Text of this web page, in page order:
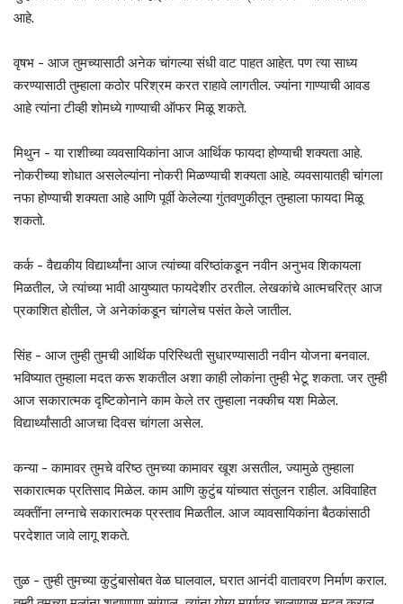
आहे.
वृषभ - आज तुमच्यासाठी अनेक चांगल्या संधी वाट पाहत आहेत. पण त्या साध्य
करण्यासाठी तुम्हाला कठोर परिश्रम करत राहावे लागतील. ज्यांना गाण्याची आवड
आहे त्यांना टीव्ही शोमध्ये गाण्याची ऑफर मिळू शकते.
मिथुन - या राशीच्या व्यवसायिकांना आज आर्थिक फायदा होण्याची शक्यता आहे.
नोकरीच्या शोधात असलेल्यांना नोकरी मिळण्याची शक्यता आहे. व्यवसायातही चांगला
नफा होण्याची शक्यता आहे आणि पूर्वी केलेल्या गुंतवणुकीतून तुम्हाला फायदा मिळू
शकतो.
कर्क - वैद्यकीय विद्यार्थ्यांना आज त्यांच्या वरिष्ठांकडून नवीन अनुभव शिकायला
मिळतील, जे त्यांच्या भावी आयुष्यात फायदेशीर ठरतील. लेखकांचे आत्मचरित्र आज
प्रकाशित होतील, जे अनेकांकडून चांगलेच पसंत केले जातील.
सिंह - आज तुम्ही तुमची आर्थिक परिस्थिती सुधारण्यासाठी नवीन योजना बनवाल.
भविष्यात तुम्हाला मदत करू शकतील अशा काही लोकांना तुम्ही भेटू शकता. जर तुम्ही
आज सकारात्मक दृष्टिकोनाने काम केले तर तुम्हाला नक्कीच यश मिळेल.
विद्यार्थ्यांसाठी आजचा दिवस चांगला असेल.
कन्या - कामावर तुमचे वरिष्ठ तुमच्या कामावर खूश असतील, ज्यामुळे तुम्हाला
सकारात्मक प्रतिसाद मिळेल. काम आणि कुटुंब यांच्यात संतुलन राहील. अविवाहित
व्यक्तींना लग्नाचे सकारात्मक प्रस्ताव मिळतील. आज व्यावसायिकांना बैठकांसाठी
परदेशात जावे लागू शकते.
तुळ - तुम्ही तुमच्या कुटुंबासोबत वेळ घालवाल, घरात आनंदी वातावरण निर्माण कराल.